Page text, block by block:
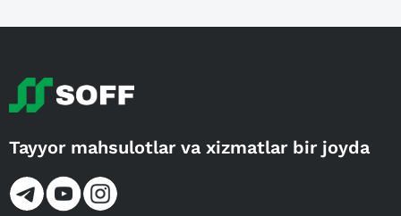
Tayyor mahsulotlar va xizmatlar bir joyda